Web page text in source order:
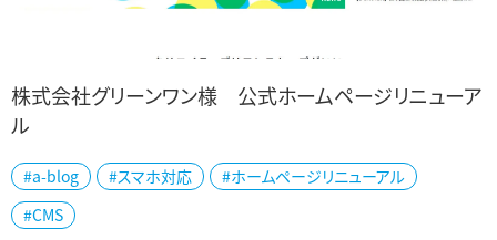
地元新潟の広告代理店、株式会社グリーンワン様の公式ホームペー
ジを制作しました。 チラシ作りから動画制作、テレビ局への出稿、ネッ
ト広告までワンストップでサポート...
株式会社グリーンワン様 公式ホームページリニューア
ル
#a-blog #スマホ対応
#ホームページリニューアル
#CMS